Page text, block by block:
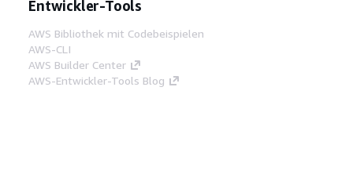
Entwickler-Tools
AWS Bibliothek mit Codebeispielen
AWS-CLI
AWS Builder Center
AWS-Entwickler-Tools Blog